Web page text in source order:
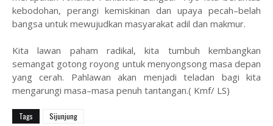
kebodohan, perangi kemiskinan dan upaya pecah–belah
bangsa untuk mewujudkan masyarakat adil dan makmur.
Kita lawan paham radikal, kita tumbuh kembangkan
semangat gotong royong untuk menyongsong masa depan
yang cerah. Pahlawan akan menjadi teladan bagi kita
mengarungi masa–masa penuh tantangan.( Kmf/ LS)
Tags Sijunjung